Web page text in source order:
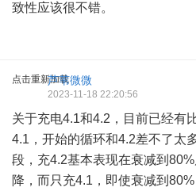
致性应该很不错。
点击重新加载芦苇微微
2023-11-18 22:20:56
关于充电4.1和4.2，目前已经有
4.1，开始的循环和4.2差不了太
段，充4.2基本表现在衰减到
降，而只充4.1，即使衰减到